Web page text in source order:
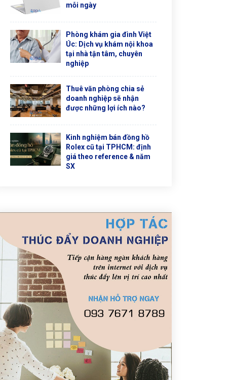
mỗi ngày
Phòng khám gia đình Việt
Úc: Dịch vụ khám nội khoa
tại nhà tận tâm, chuyên
nghiệp
Thuê văn phòng chia sẻ
doanh nghiệp sẽ nhận
được những lợi ích nào?
Kinh nghiệm bán đồng hồ
Rolex cũ tại TPHCM: định
giá theo reference & năm
SX